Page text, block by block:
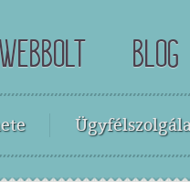
WEBBOLT BLOG